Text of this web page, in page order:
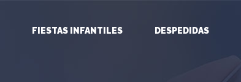
FIESTAS INFANTILES DESPEDIDAS